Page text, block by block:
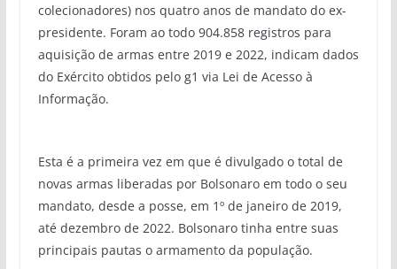
colecionadores) nos quatro anos de mandato do ex-
presidente. Foram ao todo 904.858 registros para
aquisição de armas entre 2019 e 2022, indicam dados
do Exército obtidos pelo g1 via Lei de Acesso à
Informação.
Esta é a primeira vez em que é divulgado o total de
novas armas liberadas por Bolsonaro em todo o seu
mandato, desde a posse, em 1º de janeiro de 2019,
até dezembro de 2022. Bolsonaro tinha entre suas
principais pautas o armamento da população.